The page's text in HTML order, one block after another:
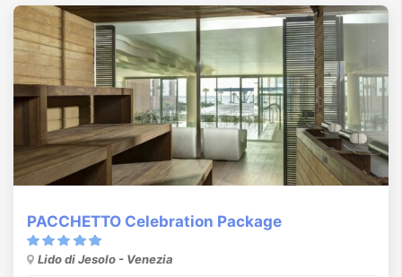
PACCHETTO Celebration Package
Lido di Jesolo - Venezia